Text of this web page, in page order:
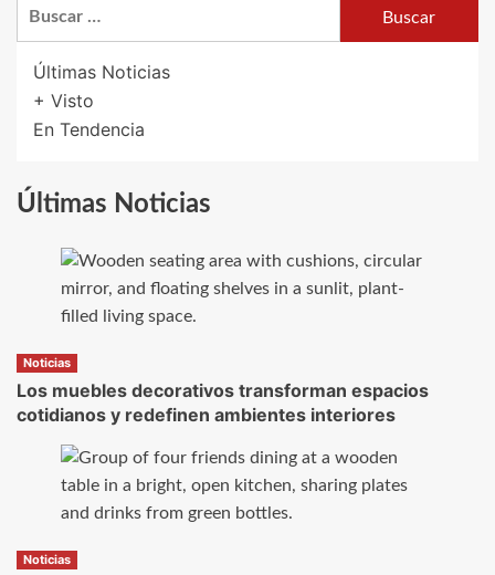
Últimas Noticias
+ Visto
En Tendencia
Últimas Noticias
Noticias
Los muebles decorativos transforman espacios
cotidianos y redefinen ambientes interiores
Noticias